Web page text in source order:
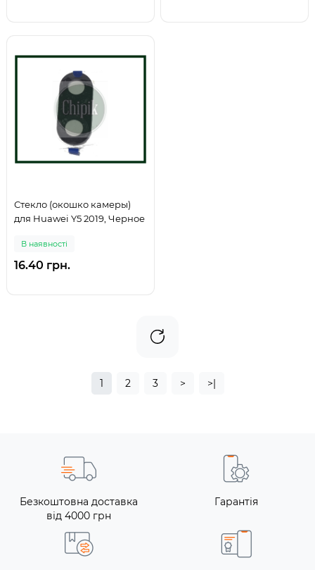
Стекло (окошко камеры)
для Huawei Y5 2019, Черное
В наявності
16.40 грн.
1 2 3 > >|
Безкоштовна доставка
від 4000 грн
Гарантія